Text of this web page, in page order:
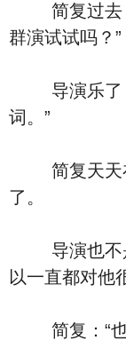
简复过去：
群演试试吗？”
导演乐了：
词。”
简复天天在
了。
导演也不是
以一直都对他
简复：“也